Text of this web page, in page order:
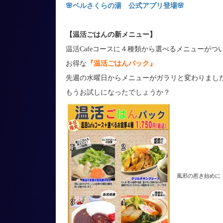
🌸ベルさくらの湯 公式アプリ登場🌸
【温活ごはんの新メニュー】
温活Cafeコースに４種類から選べるメニューがつ
お得な 『温活ごはんパック』
先週の水曜日からメニューがガラリと変わりまし
もうお試しになったでしょうか？
風邪の惹き始めに